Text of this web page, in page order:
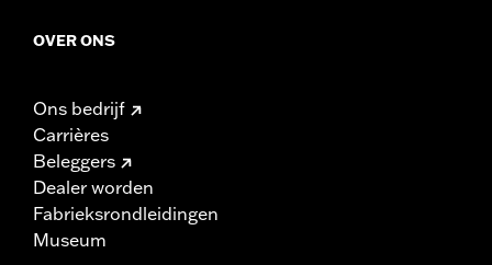
OVER ONS
Ons bedrijf
Carrières
Beleggers
Dealer worden
Fabrieksrondleidingen
Museum